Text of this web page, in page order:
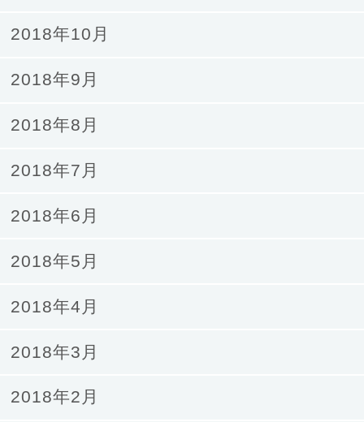
2018年10月
2018年9月
2018年8月
2018年7月
2018年6月
2018年5月
2018年4月
2018年3月
2018年2月